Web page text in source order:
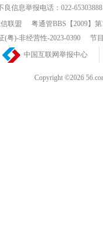
良信息举报电话：022-65303888
联盟
粤通管BBS【2009】
(粤)-非经营性-2023-0390
节
中国互联网举报中心
Copyright ©2026